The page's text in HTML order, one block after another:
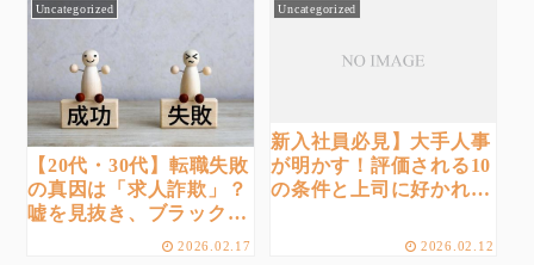
Uncategorized
【20代・30代】転職失敗
の真因は「求人詐欺」？
嘘を見抜き、ブラック企
業を回避する唯一の完全
2026.02.17
Uncategorized
新入社員必見】大手人事
が明かす！評価される10
の条件と上司に好かれる
2026.02.12